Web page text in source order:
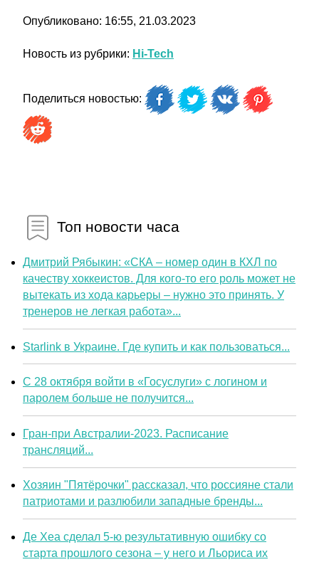
Опубликовано: 16:55, 21.03.2023
Новость из рубрики: Hi-Tech
Поделиться новостью:
Топ новости часа
Дмитрий Рябыкин: «СКА – номер один в КХЛ по
качеству хоккеистов. Для кого-то его роль может не
вытекать из хода карьеры – нужно это принять. У
тренеров не легкая работа»...
Starlink в Украине. Где купить и как пользоваться...
С 28 октября войти в «Госуслуги» с логином и
паролем больше не получится...
Гран-при Австралии-2023. Расписание
трансляций...
Хозяин "Пятёрочки" рассказал, что россияне стали
патриотами и разлюбили западные бренды...
Де Хеа сделал 5-ю результативную ошибку со
старта прошлого сезона – у него и Льориса их